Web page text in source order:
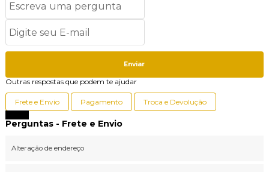
Enviar
Outras respostas que podem te ajudar
Frete e Envio Pagamento
Troca e Devolução
Perguntas - Frete e Envio
Alteração de endereço